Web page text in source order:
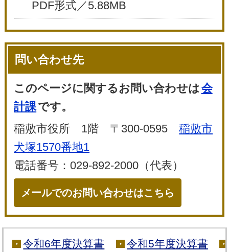
PDF形式／5.88MB
問い合わせ先
このページに関するお問い合わせは会
計課です。
稲敷市役所 1階 〒300-0595稲敷市
犬塚1570番地1
電話番号：029-892-2000（代表）
メールでのお問い合わせはこちら
令和6年度決算書 令和5年度決算書